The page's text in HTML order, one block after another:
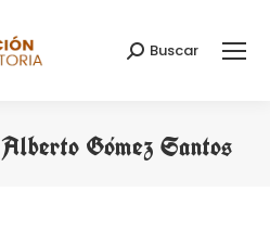
Search:
Buscar
Alberto Gómez Santos